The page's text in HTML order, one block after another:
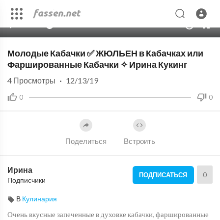
Молодые Кабачки ✅ ЖЮЛЬЕН в Кабачках или
Фаршированные Кабачки ✧ Ирина Кукинг
0 0
4 Просмотры · 12/13/19
Поделиться Встроить
Ирина
Подписчики
ПОДПИСАТЬСЯ 0
В Кулинария
Очень вкусные запеченные в духовке кабачки, фаршированные